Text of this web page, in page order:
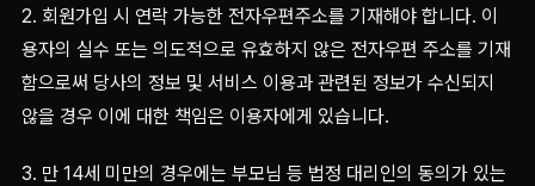
2. 회원가입 시 연락 가능한 전자우편주소를 기재해야 합니다. 이
용자의 실수 또는 의도적으로 유효하지 않은 전자우편 주소를 기재
함으로써 당사의 정보 및 서비스 이용과 관련된 정보가 수신되지
않을 경우 이에 대한 책임은 이용자에게 있습니다.
3. 만 14세 미만의 경우에는 부모님 등 법정 대리인의 동의가 있는